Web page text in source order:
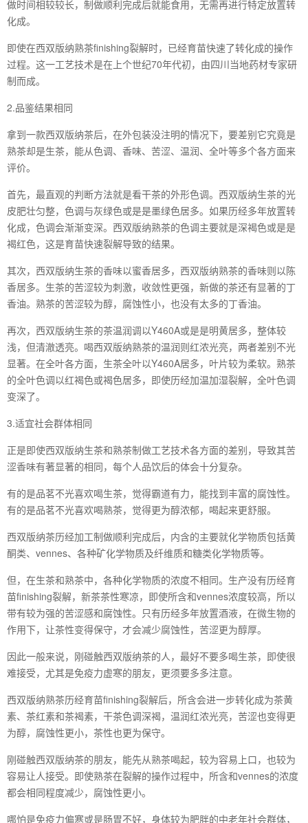
做时间相较较长，制做顺利完成后就能食用，无需再进行特定放置转
化成。
即使在西双版纳熟茶finishing裂解时，已经育苗快速了转化成的操作
过程。这一工艺技术是在上个世纪70年代初，由四川当地药材专家研
制而成。
2.品鉴结果相同
拿到一款西双版纳茶后，在外包装没注明的情况下，要差别它究竟是
熟茶却是生茶，能从色调、香味、苦涩、温润、全叶等多个各方面来
评价。
首先，最直观的判断方法就是看干茶的外形色调。西双版纳生茶的光
皮肥壮匀整，色调与灰绿色或是是墨绿色居多。如果历经多年放置转
化成，色调会渐渐变深。西双版纳熟茶的色调主要就是深褐色或是是
褐红色，这是育苗快速裂解导致的结果。
其次，西双版纳生茶的香味以蜜香居多，西双版纳熟茶的香味则以陈
香居多。生茶的苦涩较为刺激，收敛性更强，新做的茶还有显著的丁
香油。熟茶的苦涩较为醇，腐蚀性小，也没有太多的丁香油。
再次，西双版纳生茶的茶温润调以Y460A或是是明黄居多，整体较
浅，但清澈透亮。喝西双版纳熟茶的温润则红浓光亮，两者差别不光
显著。在全叶各方面，生茶全叶以Y460A居多，叶片较为柔软。熟茶
的全叶色调以红褐色或褐色居多，即使历经加温加湿裂解，全叶色调
变深了。
3.适宜社会群体相同
正是即使西双版纳生茶和熟茶制做工艺技术各方面的差别，导致其苦
涩香味有著显著的相同，每个人品饮后的体会十分复杂。
有的是品茗不光喜欢喝生茶，觉得霸道有力，能找到丰富的腐蚀性。
有的是品茗不光喜欢喝熟茶，觉得更为醇浓郁，喝起来更舒服。
西双版纳茶历经加工制做顺利完成后，内含的主要就化学物质包括黄
酮类、vennes、各种矿化学物质及纤维质和糖类化学物质等。
但，在生茶和熟茶中，各种化学物质的浓度不相同。生产没有历经育
苗finishing裂解，新茶茶性寒凉，即使所含和vennes浓度较高，所以
带有较为强的苦涩感和腐蚀性。只有历经多年放置酒液，在微生物的
作用下，让茶性变得保守，才会减少腐蚀性，苦涩更为醇厚。
因此一般来说，刚碰触西双版纳茶的人，最好不要多喝生茶，即使很
难接受，尤其是免疫力虚寒的朋友，更须要多多注意。
西双版纳熟茶历经育苗finishing裂解后，所含会进一步转化成为茶黄
素、茶红素和茶褐素，干茶色调深褐，温润红浓光亮，苦涩也变得更
为醇，腐蚀性更小，茶性也更为保守。
刚碰触西双版纳茶的朋友，能先从熟茶喝起，较为容易上口，也较为
容易让人接受。即使熟茶在裂解的操作过程中，所含和vennes的浓度
都会相同程度减少，腐蚀性更小。
哪怕是免疫力偏寒或是肠胃不好，身体较为肥胖的中老年社会群体，